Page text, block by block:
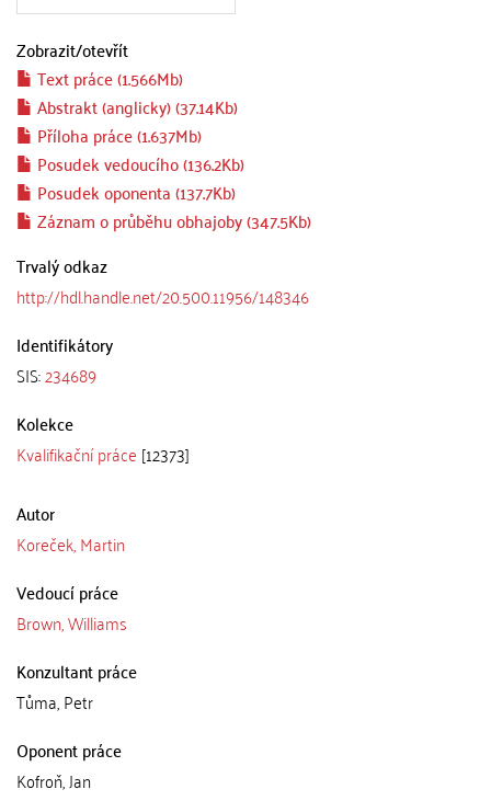
Zobrazit/otevřít
Text práce (1.566Mb)
Abstrakt (anglicky) (37.14Kb)
Příloha práce (1.637Mb)
Posudek vedoucího (136.2Kb)
Posudek oponenta (137.7Kb)
Záznam o průběhu obhajoby (347.5Kb)
Trvalý odkaz
http://hdl.handle.net/20.500.11956/148346
Identifikátory
SIS:234689
Kolekce
Kvalifikační práce [12373]
Autor
Koreček, Martin
Vedoucí práce
Brown, Williams
Konzultant práce
Tůma, Petr
Oponent práce
Kofroň, Jan